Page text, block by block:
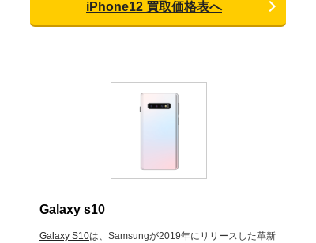
iPhone12 買取価格表へ
Galaxy s10
Galaxy S10は、Samsungが2019年にリリースした革新